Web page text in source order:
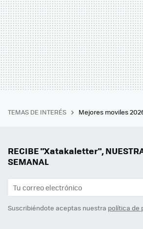
TEMAS DE INTERÉS Mejores moviles
RECIBE "Xatakaletter",
SEMANAL
Suscribiéndote aceptas nuestra política de